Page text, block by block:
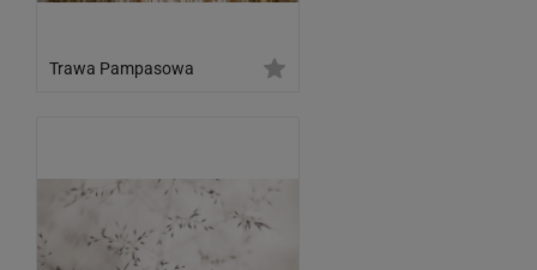
Trawa Pampasowa